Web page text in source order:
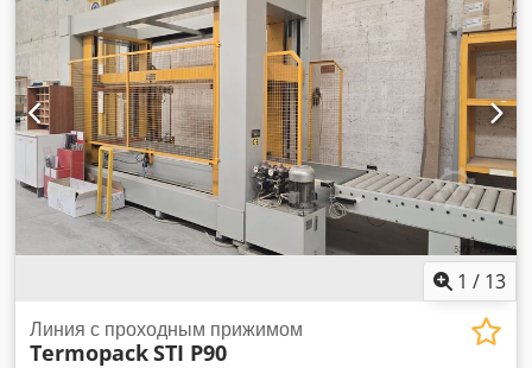
1 / 13
Линия с проходным прижимом
TermopackSTI P90